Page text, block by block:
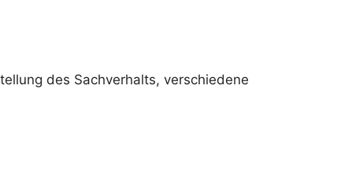
des Sachverhalts, verschiedene